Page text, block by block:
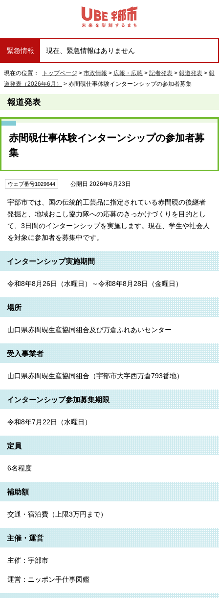
緊急情報 現在、緊急情報はありません
現在の位置： トップページ > 市政情報 > 広報・広聴 > 記者発表 > 報道発表 > 報
道発表（2026年6月）
> 赤間硯仕事体験インターンシップの参加者募集
報道発表
赤間硯仕事体験インターンシップの参加者募
集
ウェブ番号1029644 公開日 2026年6月23日
宇部市では、国の伝統的工芸品に指定されている赤間硯の後継者
発掘と、地域おこし協力隊への応募のきっかけづくりを目的とし
て、3日間のインターンシップを実施します。現在、学生や社会人
を対象に参加者を募集中です。
インターンシップ実施期間
令和8年8月26日（水曜日）～令和8年8月28日（金曜日）
場所
山口県赤間硯生産協同組合及び万倉ふれあいセンター
受入事業者
山口県赤間硯生産協同組合（宇部市大字西万倉793番地）
インターンシップ参加募集期限
令和8年7月22日（水曜日）
定員
6名程度
補助額
交通・宿泊費（上限3万円まで）
主催・運営
主催：宇部市
運営：ニッポン手仕事図鑑